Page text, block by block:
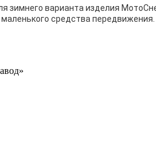
зимнего варианта изделия
средства